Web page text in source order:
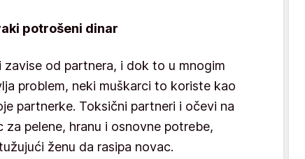
potrošeni dinar
zavise od partnera, i dok to u mnogim
problem, neki muškarci to koriste kao
partnerke. Toksični partneri i očevi na
pelene, hranu i osnovne potrebe,
ženu da rasipa novac.